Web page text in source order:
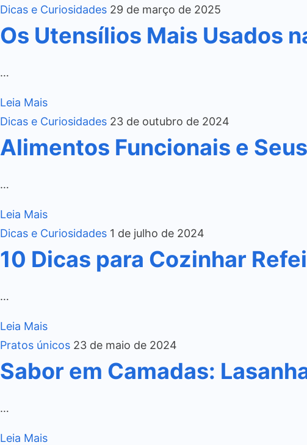
Dicas e Curiosidades 29 de março de 2025
Os Utensílios Mais Usados
…
Leia Mais
Dicas e Curiosidades 23 de outubro de 2024
Alimentos Funcionais e
…
Leia Mais
Dicas e Curiosidades 1 de julho de 2024
10 Dicas para Cozinhar
…
Leia Mais
Pratos únicos 23 de maio de 2024
Sabor em Camadas:
…
Leia Mais